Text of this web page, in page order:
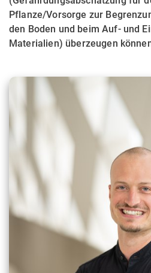
Pflanze/Vorsorge zur
den Boden und beim Auf- und
Materialien) überzeugen